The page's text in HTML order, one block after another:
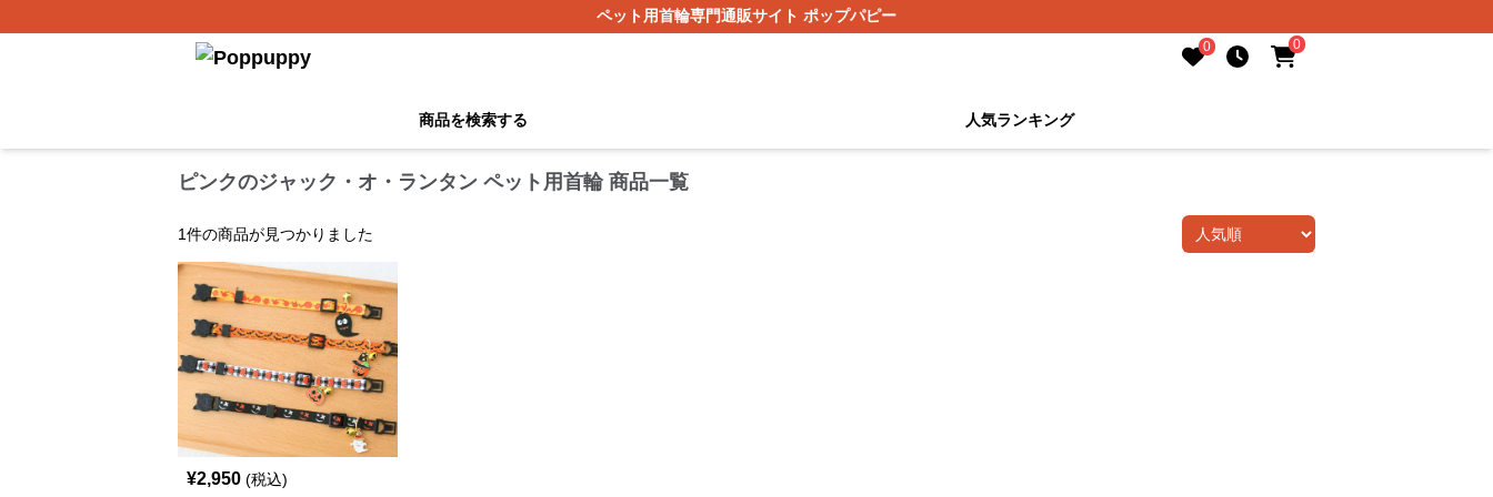
ペット用首輪専門通販サイト ポップパピー
0 0
商品を検索する 人気ランキング
ピンクのジャック・オ・ランタン ペット用首輪 商品一覧
1件の商品が見つかりました
¥2,950 (税込)